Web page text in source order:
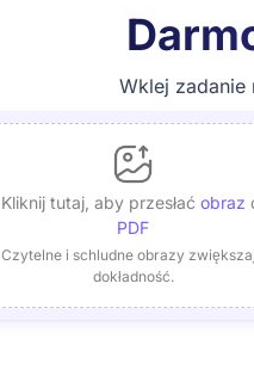
Wklej zadanie
Kliknij tutaj, aby przesłać obraz
PDF
Czytelne i schludne obrazy
dokładność.